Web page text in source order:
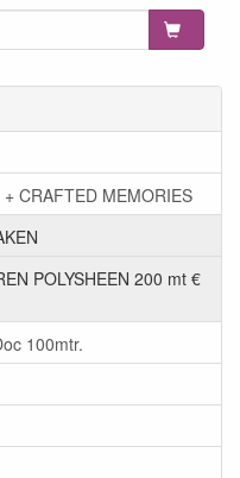
CRAFTED MEMORIES
POLYSHEEN 200 mt €
100mtr.